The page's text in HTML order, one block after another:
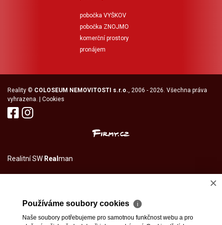
pobočka VYŠKOV
pobočka ZNOJMO
komerční prostory
pronájem
Reality © COLOSEUM NEMOVITOSTI s.r.o., 2006 - 2026. Všechna práva
vyhrazena. | Cookies
Realitní SW Real man
×
Používáme soubory cookies ℹ
Naše soubory potřebujeme pro samotnou funkčnost webu a pro